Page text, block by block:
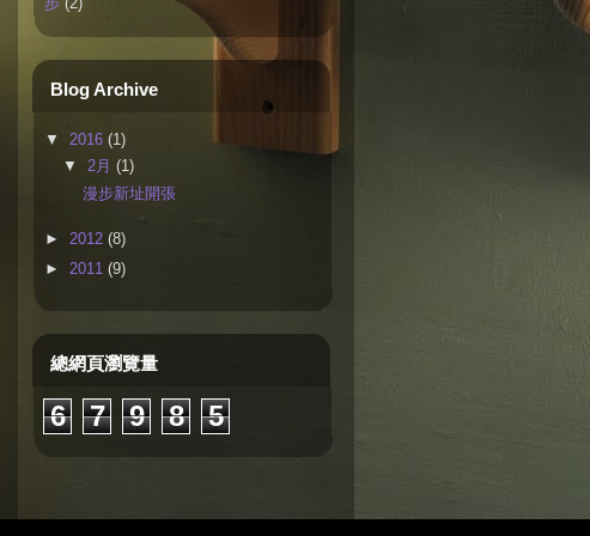
Blog Archive
▼ 2016 (1)
▼2月 (1)
漫步新址開張
► 2012 (8)
► 2011 (9)
總網頁瀏覽量
6 7 9 8 5